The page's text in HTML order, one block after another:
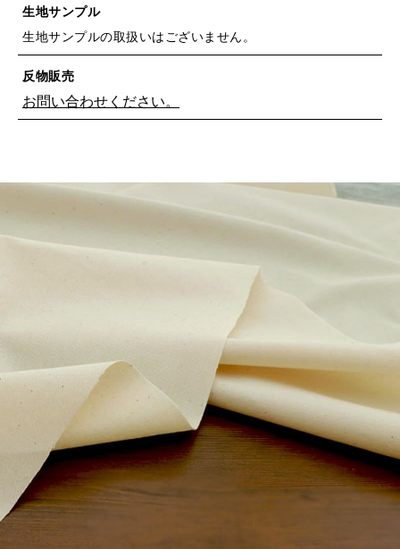
生地サンプル
生地サンプルの取扱いはございません。
反物販売
お問い合わせください。
※詳しくはこちら
※詳しくはこちら
※詳しくはこちら